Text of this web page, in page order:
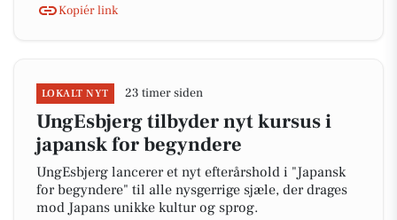
Kopiér link
LOKALT NYT 23 timer siden
UngEsbjerg tilbyder nyt kursus i
japansk for begyndere
UngEsbjerg lancerer et nyt efterårshold i "Japansk
for begyndere" til alle nysgerrige sjæle, der drages
mod Japans unikke kultur og sprog.